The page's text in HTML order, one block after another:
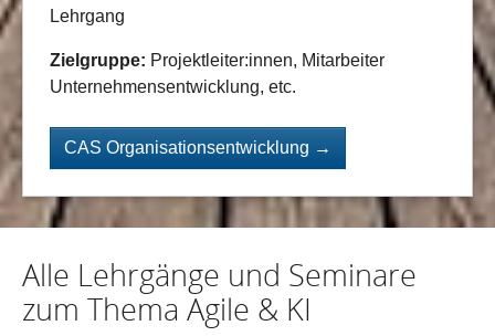
Lehrgang
Zielgruppe: Projektleiter:innen, Mitarbeiter
Unternehmensentwicklung, etc.
CAS Organisationsentwicklung →
Alle Lehrgänge und Seminare
zum Thema Agile & KI